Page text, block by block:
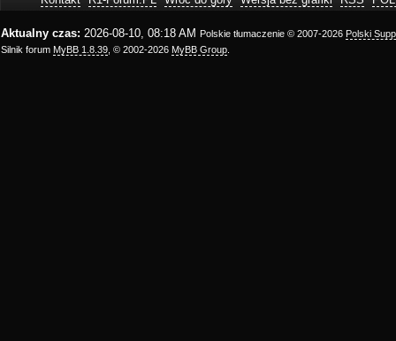
Aktualny czas: 2026-08-10, 08:18 AM Polskie tłumaczenie © 2007-2026 Polski
Silnik forum MyBB 1.8.39 , © 2002-2026 MyBB Group